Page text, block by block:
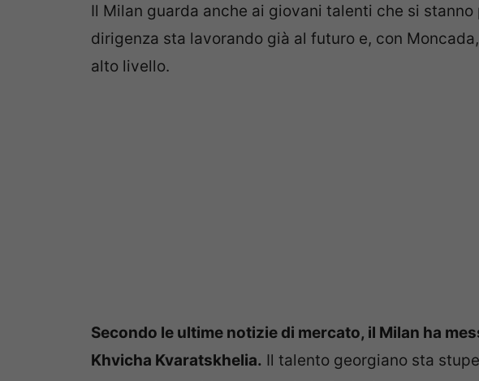
Il Milan guarda anche ai giovani talenti che si stanno
dirigenza sta lavorando già al futuro e, con
alto livello.
Secondo le ultime notizie di mercato, il Milan ha
Khvicha Kvaratskhelia. Il talento georgiano sta